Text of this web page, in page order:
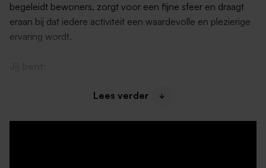
begeleidt bewoners, zorgt voor een fijne sfeer en draagt
eraan bij dat iedere activiteit een waardevolle en plezierige
ervaring wordt.
3, in de richting van Zorg en Welzijn. Denk hierbij
Lees verder